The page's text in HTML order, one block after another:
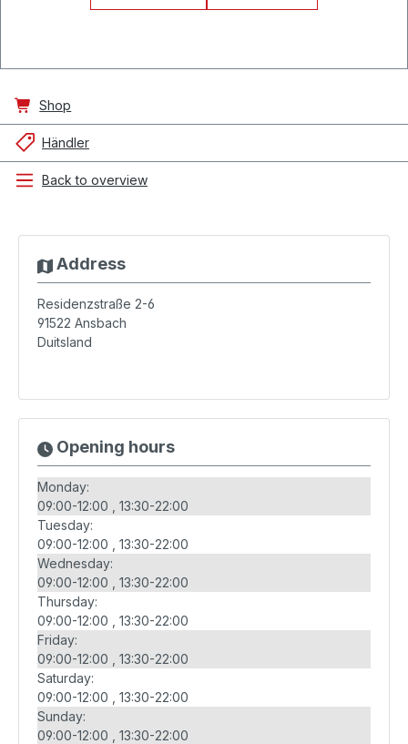
Shop
Händler
Back to overview
Address
Residenzstraße 2-6
91522 Ansbach
Duitsland
Opening hours
Monday:
09:00-12:00
13:30-22:00
Tuesday:
09:00-12:00
13:30-22:00
Wednesday:
09:00-12:00
13:30-22:00
Thursday:
09:00-12:00
13:30-22:00
Friday:
09:00-12:00
13:30-22:00
Saturday:
09:00-12:00
13:30-22:00
Sunday:
09:00-12:00
13:30-22:00